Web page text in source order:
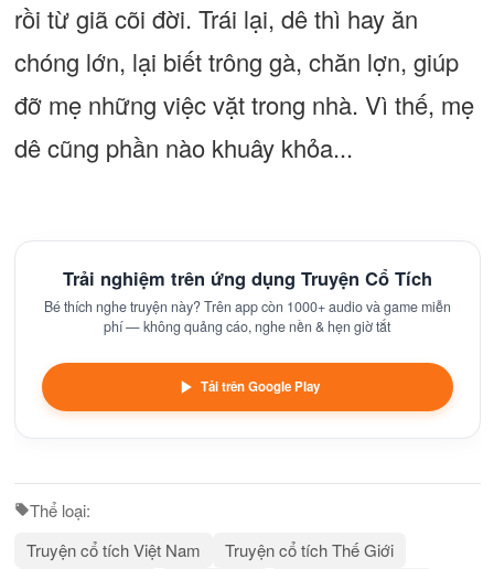
rồi từ giã cõi đời. Trái lại, dê thì hay ăn
chóng lớn, lại biết trông gà, chăn lợn, giúp
đỡ mẹ những việc vặt trong nhà. Vì thế, mẹ
dê cũng phần nào khuây khỏa...
Trải nghiệm trên ứng dụng Truyện Cổ Tích
Bé thích nghe truyện này? Trên app còn 1000+ audio và game miễn
phí — không quảng cáo, nghe nền & hẹn giờ tắt
Tải trên Google Play
Thể loại:
Truyện cổ tích Việt Nam
Truyện cổ tích Thế Giới